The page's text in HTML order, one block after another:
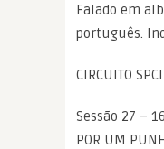
Falado em
português.
CIRCUITO
Sessão 27 –
POR UM